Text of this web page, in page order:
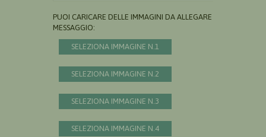
PUOI CARICARE DELLE IMMAGINI DA ALLEGARE AL
MESSAGGIO:
SELEZIONA IMMAGINE N.1
SELEZIONA IMMAGINE N.2
SELEZIONA IMMAGINE N.3
SELEZIONA IMMAGINE N.4